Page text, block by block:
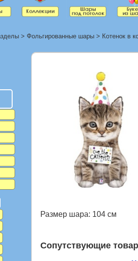
> Фольгированные шары > Котенок в
Размер шара: 104 см
Сопутствующие